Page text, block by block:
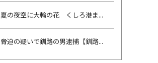
夏の夜空に大輪の花 くしろ港ま...
脅迫の疑いで釧路の男逮捕【釧路...